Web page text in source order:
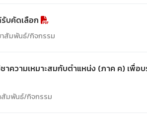
รับคัดเลือก
าสัมพันธ์/กิจกรรม
ความเหมาะสมกับตำแหน่ง (ภาค ค) เพื่
าสัมพันธ์/กิจกรรม